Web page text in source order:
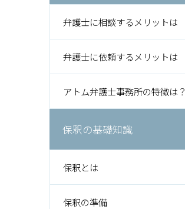
弁護士に相談するメリットは
弁護士に依頼するメリットは
アトム弁護士事務所の特徴は？
保釈の基礎知識
保釈とは
保釈の準備